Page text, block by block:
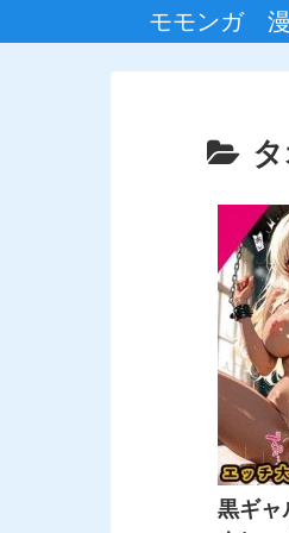
モモンガ
黒ギャ